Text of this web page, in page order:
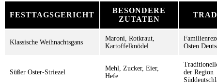
FESTTAGSGERICHT
BESONDERE
ZUTATEN
Klassische Weihnachtsgans
Maroni, Rotkraut,
Kartoffelknödel
Osten
Süßer Oster-Striezel
Mehl, Zucker, Eier,
Hefe
der Region